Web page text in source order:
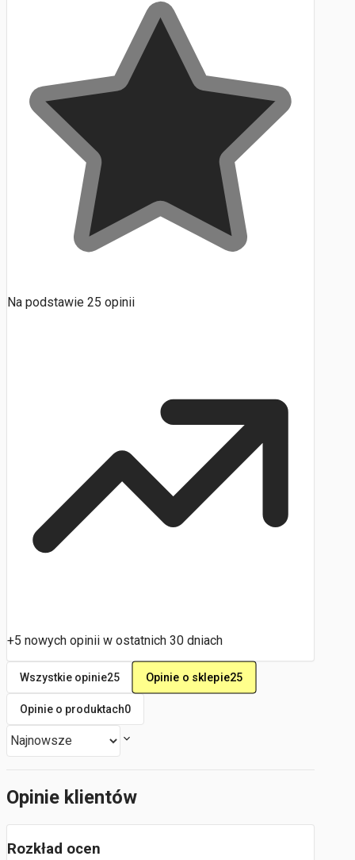
Na podstawie 25 opinii
+5 nowych opinii w ostatnich 30 dniach
Wszystkie opinie25 Opinie o sklepie25
Opinie o produktach0
Opinie klientów
Rozkład ocen